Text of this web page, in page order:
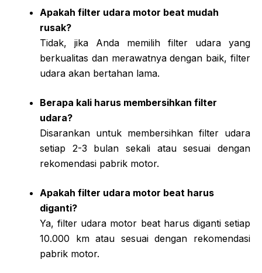
Apakah filter udara motor beat mudah
rusak?
Tidak, jika Anda memilih filter udara yang
berkualitas dan merawatnya dengan baik, filter
udara akan bertahan lama.
Berapa kali harus membersihkan filter
udara?
Disarankan untuk membersihkan filter udara
setiap 2-3 bulan sekali atau sesuai dengan
rekomendasi pabrik motor.
Apakah filter udara motor beat harus
diganti?
Ya, filter udara motor beat harus diganti setiap
10.000 km atau sesuai dengan rekomendasi
pabrik motor.